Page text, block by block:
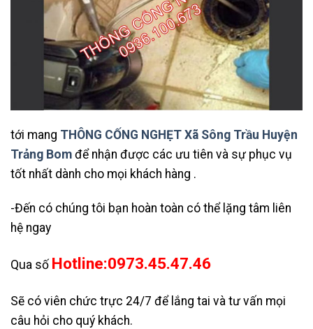
tới mang THÔNG CỐNG NGHẸT Xã Sông Trầu Huyện
Trảng Bom để nhận được các ưu tiên và sự phục vụ
tốt nhất dành cho mọi khách hàng .
-Đến có chúng tôi bạn hoàn toàn có thể lặng tâm liên
hệ ngay
Qua số Hotline:0973.45.47.46
Sẽ có viên chức trực 24/7 để lắng tai và tư vấn mọi
câu hỏi cho quý khách.